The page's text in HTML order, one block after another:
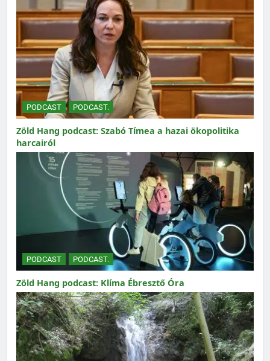
PODCAST PODCAST.
Zöld Hang podcast: Szabó Tímea a hazai ökopolitika
harcairól
PODCAST PODCAST.
Zöld Hang podcast: Klíma Ébresztő Óra